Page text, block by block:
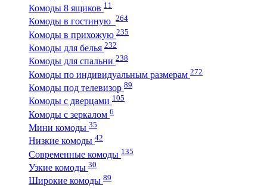
Комоды 8 ящиков 11
Комоды в гостиную 264
Комоды в прихожую 235
Комоды для белья 232
Комоды для спальни 238
Комоды по индивидуальным размерам 272
Комоды под телевизор 89
Комоды с дверцами 105
Комоды с зеркалом 6
Мини комоды 35
Низкие комоды 42
Современные комоды 135
Узкие комоды 30
Широкие комоды 89